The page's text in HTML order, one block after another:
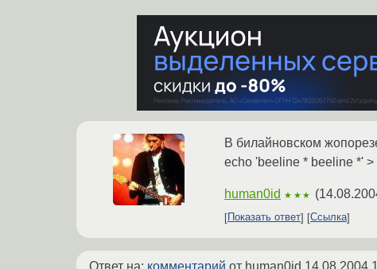
В билайновском
echo 'beeline * beeline *'
human0id ★★★ (
Показать ответ Ссылка
Ответ на: комментарий от human0id 14.08.2004